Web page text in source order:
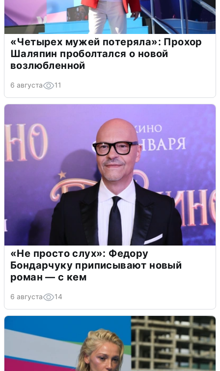
«Четырех мужей потеряла»: Прохор
Шаляпин проболтался о новой
возлюбленной
6 августа 11
«Не просто слух»: Федору
Бондарчуку приписывают новый
роман — с кем
6 августа 14